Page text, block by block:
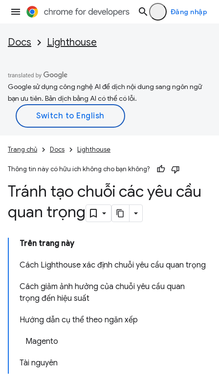
Đăng nhập
Docs Lighthouse
Google sử dụng công nghệ AI để dịch nội dung sang ngôn ngữ
bạn ưu tiên. Bản dịch bằng AI có thể có lỗi.
Trang chủ Docs Lighthouse
Thông tin này có hữu ích không cho bạn không?
Tránh tạo chuỗi các yêu cầu
quan trọng
Trên trang này
Cách Lighthouse xác định chuỗi yêu cầu quan trọng
Cách giảm ảnh hưởng của chuỗi yêu cầu quan
trọng đến hiệu suất
Hướng dẫn cụ thể theo ngăn xếp
Magento
Tài nguyên